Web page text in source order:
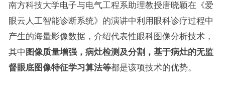
南方科技大学电子与电气工程系助理教授唐晓颖在《爱
眼云人工智能诊断系统》的演讲中利用眼科诊疗过程中
产生的海量影像数据，介绍代表性眼科图像分析技术，
其中 图像质量增强，病灶检测及分割，基于病灶的无监
督眼底图像特征学习算法等都是该项技术的优势。